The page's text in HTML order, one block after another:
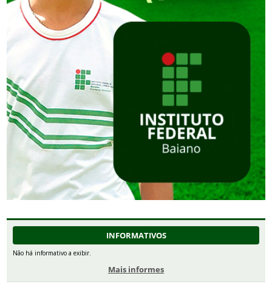
INFORMATIVOS
Não há informativo a exibir.
Mais informes